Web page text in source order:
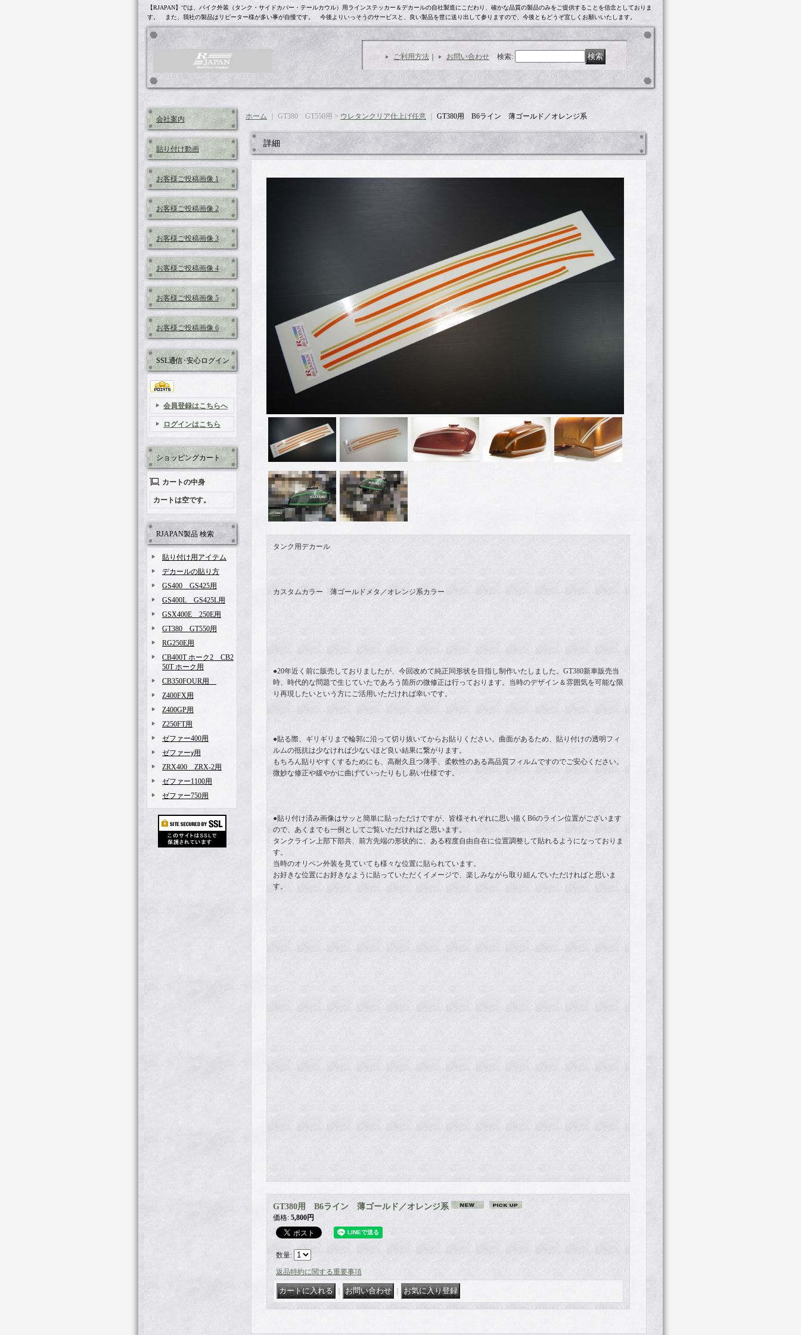
【RJAPAN】では、バイク外装（タンク・サイドカバー・テールカウル）用ラインステッカー＆デカールの自社製造にこだわり、確かな品質の製品のみをご提供することを信念としておりま
す。 また、我社の製品はリピーター様が多い事が自慢です。 今後よりいっそうのサービスと、良い製品を世に送り出して参りますので、今後ともどうぞ宜しくお願いいたします。
ご利用方法 お問い合わせ 検索:
会社案内
貼り付け動画
お客様ご投稿画像 1
お客様ご投稿画像 2
お客様ご投稿画像 3
お客様ご投稿画像 4
お客様ご投稿画像 5
お客様ご投稿画像 6
SSL通信･安心ログイン
会員登録はこちらへ
ログインはこちら
ショッピングカート
カートの中身
カートは空です。
RJAPAN製品 検索
貼り付け用アイテム
デカールの貼り方
GS400 GS425用
GS400L GS425L用
GSX400E 250E用
GT380 GT550用
RG250E用
CB400T ホーク2 CB2
50T ホーク用
CB350FOUR用
Z400FX用
Z400GP用
Z250FT用
ゼファー400用
ゼファーχ用
ZRX400 ZRX-2用
ゼファー1100用
ゼファー750用
ホーム ｜ GT380 GT550用 > ウレタンクリア仕上げ任意 GT380用 B6ライン 薄ゴールド／オレンジ系
詳細
タンク用デカール
カスタムカラー 薄ゴールドメタ／オレンジ系カラー
●20年近く前に販売しておりましたが、今回改めて純正同形状を目指し制作いたしました。GT380新車販売当
時、時代的な問題で生じていたであろう箇所の微修正は行っております。当時のデザイン＆雰囲気を可能な限
り再現したいという方にご活用いただければ幸いです。
●貼る際、ギリギリまで輪郭に沿って切り抜いてからお貼りください。曲面があるため、貼り付けの透明フィ
ルムの抵抗は少なければ少ないほど良い結果に繋がります。
もちろん貼りやすくするためにも、高耐久且つ薄手、柔軟性のある高品質フィルムですのでご安心ください。
微妙な修正や緩やかに曲げていったりもし易い仕様です。
●貼り付け済み画像はサッと簡単に貼っただけですが、皆様それぞれに思い描くB6のライン位置がございます
ので、あくまでも一例としてご覧いただければと思います。
タンクライン上部下部共、前方先端の形状的に、ある程度自由自在に位置調整して貼れるようになっておりま
す。
当時のオリペン外装を見ていても様々な位置に貼られています。
お好きな位置にお好きなように貼っていただくイメージで、楽しみながら取り組んでいただければと思いま
す。
GT380用 B6ライン 薄ゴールド／オレンジ系
価格: 5,800円
数量:
返品特約に関する重要事項